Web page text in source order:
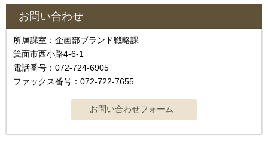
お問い合わせ
所属課室：企画部ブランド戦略課
箕面市西小路4-6-1
電話番号：072-724-6905
ファックス番号：072-722-7655